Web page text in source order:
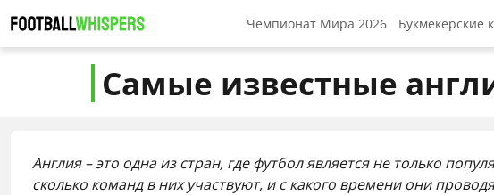
Чемпионат Мира 2026 Букмекерские
Самые известные
Англия – это одна из стран, где футбол является не только
сколько команд в них участвуют, и с какого времени они